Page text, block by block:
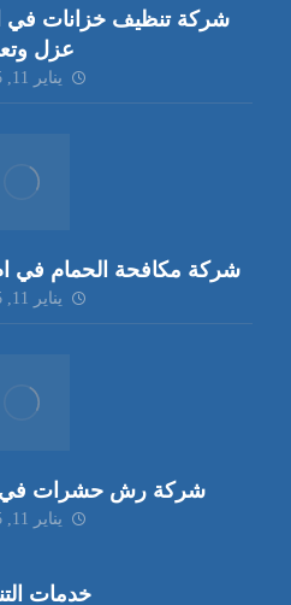
عزل
يناير 11, 2025
شركة مكافحة الحمام في ام
يناير 11, 2025
شركة رش حشرات في دبي
يناير 11, 2025
خدمات